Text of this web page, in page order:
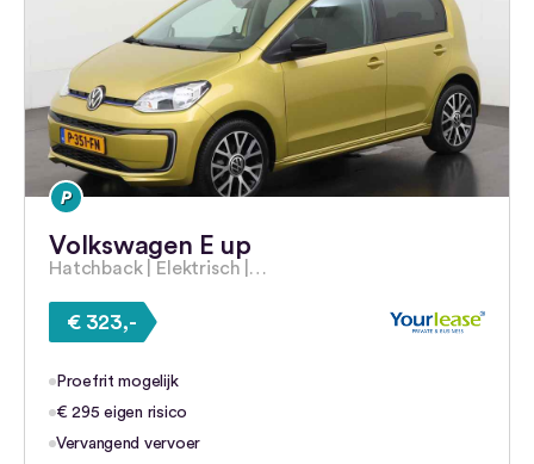
Volkswagen E up
Hatchback | Elektrisch |…
€ 323,-
Proefrit mogelijk
€ 295 eigen risico
Vervangend vervoer